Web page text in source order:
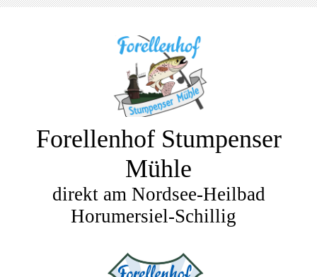
Forellenhof Stumpenser
Mühle
direkt am Nordsee-Heilbad
Horumersiel-Schillig